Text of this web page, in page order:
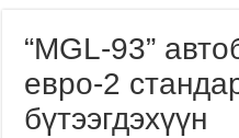
“MGL-93”
евро-2
бүтээгдэхүүн